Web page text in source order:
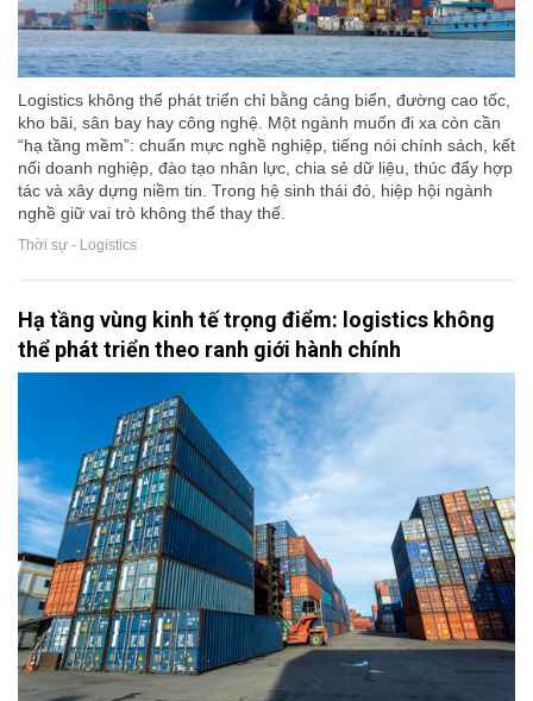
Logistics không thể phát triển chỉ bằng cảng biển, đường cao tốc,
kho bãi, sân bay hay công nghệ. Một ngành muốn đi xa còn cần
“hạ tầng mềm”: chuẩn mực nghề nghiệp, tiếng nói chính sách, kết
nối doanh nghiệp, đào tạo nhân lực, chia sẻ dữ liệu, thúc đẩy hợp
tác và xây dựng niềm tin. Trong hệ sinh thái đó, hiệp hội ngành
nghề giữ vai trò không thể thay thế.
Thời sự - Logistics
Hạ tầng vùng kinh tế trọng điểm: logistics không
thể phát triển theo ranh giới hành chính